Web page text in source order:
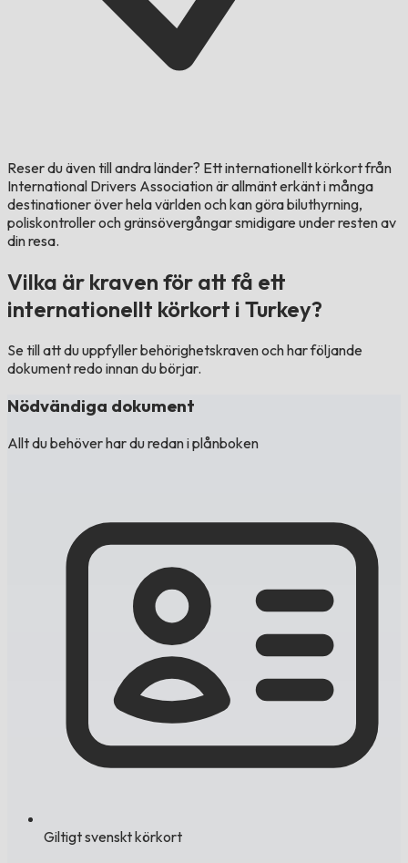
Reser du även till andra länder? Ett internationellt körkort från
International Drivers Association är allmänt erkänt i många
destinationer över hela världen och kan göra biluthyrning,
poliskontroller och gränsövergångar smidigare under resten av
din resa.
Vilka är kraven för att få ett
internationellt körkort i Turkey?
Se till att du uppfyller behörighetskraven och har följande
dokument redo innan du börjar.
Nödvändiga dokument
Allt du behöver har du redan i plånboken
Giltigt svenskt körkort